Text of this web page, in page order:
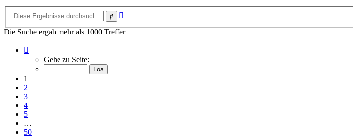
Suche
Die Suche ergab mehr als 1000 Treffer
von
Gehe zu Seite:
1
2
3
4
5
…
50